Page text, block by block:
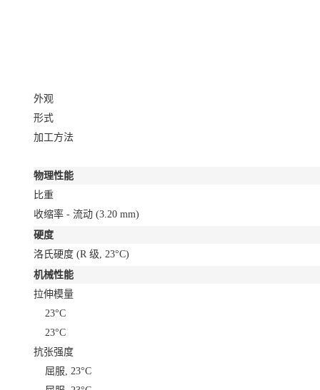
外观
形式
加工方法
物理性能
比重
收缩率 - 流动 (3.20 mm)
硬度
洛氏硬度 (R 级, 23°C)
机械性能
拉伸模量
23°C
23°C
抗张强度
屈服, 23°C